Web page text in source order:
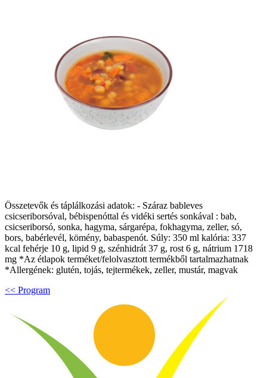
Összetevők és táplálkozási adatok: - Száraz bableves
csicseriborsóval, bébispenóttal és vidéki sertés sonkával : bab,
csicseriborsó, sonka, hagyma, sárgarépa, fokhagyma, zeller, só,
bors, babérlevél, kömény, babaspenót. Súly: 350 ml kalória: 337
kcal fehérje 10 g, lipid 9 g, szénhidrát 37 g, rost 6 g, nátrium 1718
mg *Az étlapok terméket/felolvasztott termékből tartalmazhatnak
*Allergének: glutén, tojás, tejtermékek, zeller, mustár, magvak
<< Program